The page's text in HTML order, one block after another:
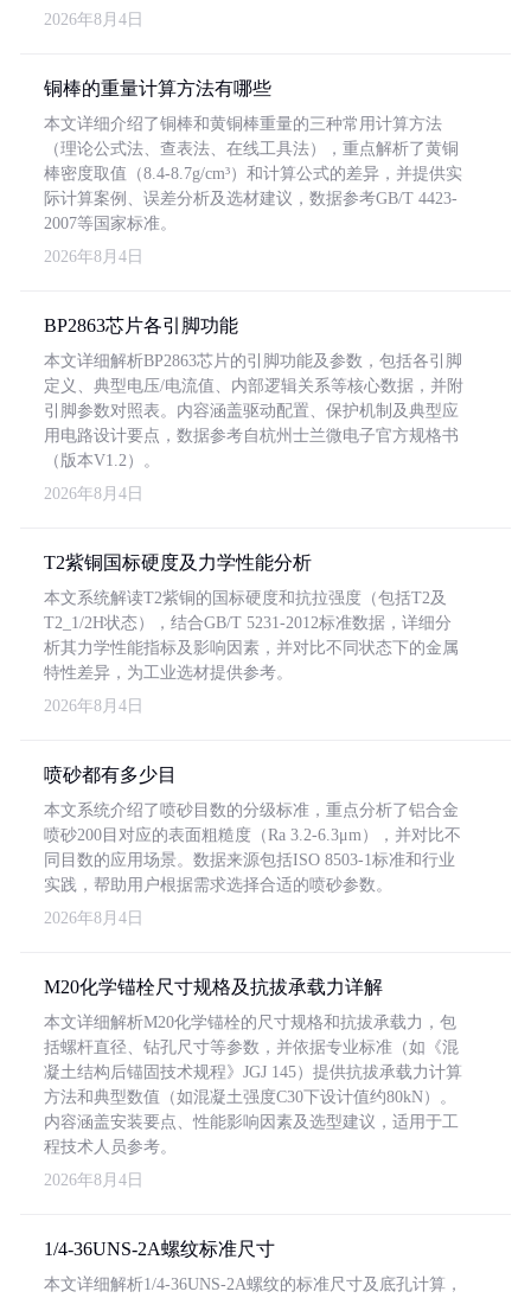
2026年8月4日
铜棒的重量计算方法有哪些
本文详细介绍了铜棒和黄铜棒重量的三种常用计算方法
（理论公式法、查表法、在线工具法），重点解析了黄铜
棒密度取值（8.4-8.7g/cm³）和计算公式的差异，并提供实
际计算案例、误差分析及选材建议，数据参考GB/T 4423-
2007等国家标准。
2026年8月4日
BP2863芯片各引脚功能
本文详细解析BP2863芯片的引脚功能及参数，包括各引脚
定义、典型电压/电流值、内部逻辑关系等核心数据，并附
引脚参数对照表。内容涵盖驱动配置、保护机制及典型应
用电路设计要点，数据参考自杭州士兰微电子官方规格书
（版本V1.2）。
2026年8月4日
T2紫铜国标硬度及力学性能分析
本文系统解读T2紫铜的国标硬度和抗拉强度（包括T2及
T2_1/2H状态），结合GB/T 5231-2012标准数据，详细分
析其力学性能指标及影响因素，并对比不同状态下的金属
特性差异，为工业选材提供参考。
2026年8月4日
喷砂都有多少目
本文系统介绍了喷砂目数的分级标准，重点分析了铝合金
喷砂200目对应的表面粗糙度（Ra 3.2-6.3μm），并对比不
同目数的应用场景。数据来源包括ISO 8503-1标准和行业
实践，帮助用户根据需求选择合适的喷砂参数。
2026年8月4日
M20化学锚栓尺寸规格及抗拔承载力详解
本文详细解析M20化学锚栓的尺寸规格和抗拔承载力，包
括螺杆直径、钻孔尺寸等参数，并依据专业标准（如《混
凝土结构后锚固技术规程》JGJ 145）提供抗拔承载力计算
方法和典型数值（如混凝土强度C30下设计值约80kN）。
内容涵盖安装要点、性能影响因素及选型建议，适用于工
程技术人员参考。
2026年8月4日
1/4-36UNS-2A螺纹标准尺寸
本文详细解析1/4-36UNS-2A螺纹的标准尺寸及底孔计算，